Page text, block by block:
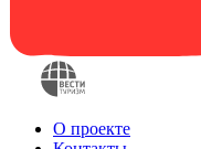
О проекте